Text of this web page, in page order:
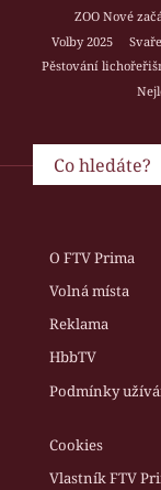
ZOO Nové
Volby 2025
Pěstování
O FTV Prima
Volná místa
Reklama
HbbTV
Podmínky
Cookies
Vlastník FTV